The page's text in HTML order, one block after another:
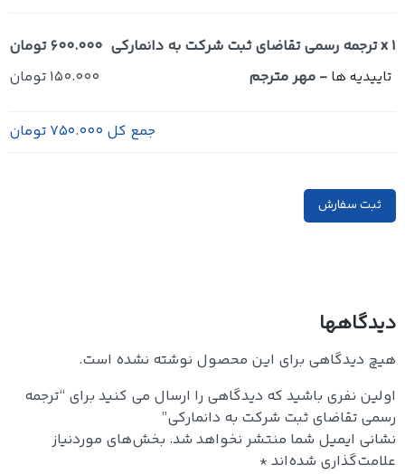
x 1ترجمه رسمی تقاضای ثبت شرکت به دانمارکی 600.000 تومان
تاییدیه ها-مهر مترجم 150.000 تومان
جمع کل750.000 تومان
ثبت سفارش
دیدگاهها
هیچ دیدگاهی برای این محصول نوشته نشده است.
اولین نفری باشید که دیدگاهی را ارسال می کنید برای “ترجمه
رسمی تقاضای ثبت شرکت به دانمارکی”
نشانی ایمیل شما منتشر نخواهد شد.بخش‌های موردنیاز
علامت‌گذاری شده‌اند*